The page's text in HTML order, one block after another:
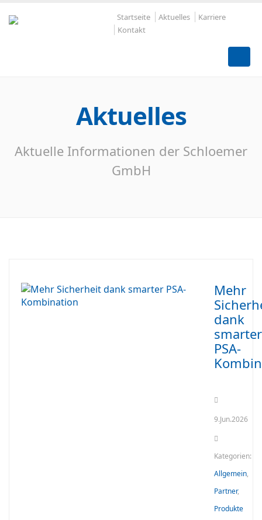
Startseite Aktuelles
Karriere
Kontakt
Aktuelles
Aktuelle Informationen der Schloemer
GmbH
Mehr
dank
smarter
PSA-
9.Jun.2026
Kategorien:
Allgemein,
Partner,
Produkte